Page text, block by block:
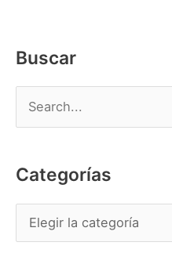
Buscar
u
c
Categorías
a